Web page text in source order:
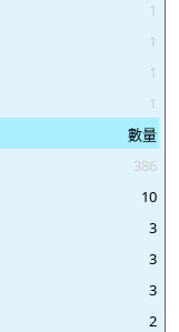
1
1
1
1
數量
386
10
3
3
3
2